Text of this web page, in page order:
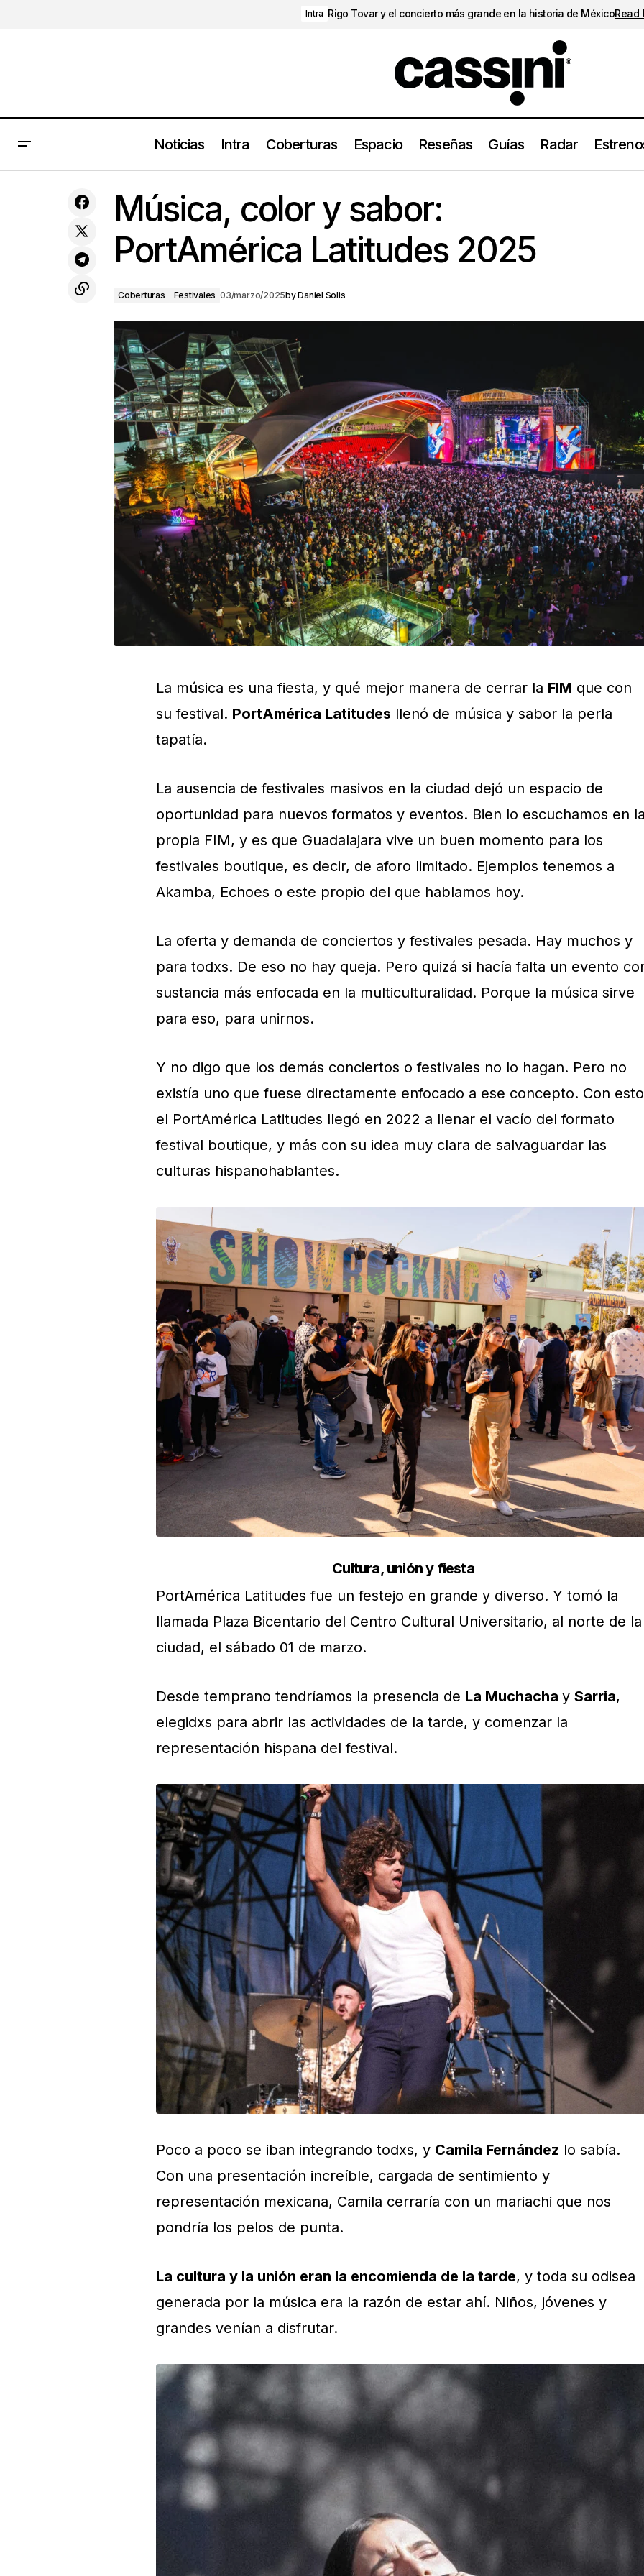
Intra Rigo Tovar y el concierto más grande en la historia de MéxicoRead
Noticias Intra Coberturas Espacio Reseñas Guías Radar
musicaliza sus latidos en “Habla
Corazón”, su nueva canciónMúsica, color y sabor:
PortAmérica Latitudes 2025
Coberturas Festivales 03/marzo/2025byDaniel Solis
La música es una fiesta, y qué mejor manera de cerrar la FIM que con
su festival. PortAmérica Latitudes llenó de música y sabor la perla
tapatía.
La ausencia de festivales masivos en la ciudad dejó un espacio de
oportunidad para nuevos formatos y eventos. Bien lo escuchamos en
propia FIM, y es que Guadalajara vive un buen momento para los
festivales boutique, es decir, de aforo limitado. Ejemplos tenemos a
Akamba, Echoes o este propio del que hablamos hoy.
La oferta y demanda de conciertos y festivales pesada. Hay muchos y
para todxs. De eso no hay queja. Pero quizá si hacía falta un evento
sustancia más enfocada en la multiculturalidad. Porque la música sirve
para eso, para unirnos.
Y no digo que los demás conciertos o festivales no lo hagan. Pero no
existía uno que fuese directamente enfocado a ese concepto. Con
el PortAmérica Latitudes llegó en 2022 a llenar el vacío del formato
festival boutique, y más con su idea muy clara de salvaguardar las
culturas hispanohablantes.
Cultura, unión y fiesta
PortAmérica Latitudes fue un festejo en grande y diverso. Y tomó la
llamada Plaza Bicentario del Centro Cultural Universitario, al norte de la
ciudad, el sábado 01 de marzo.
Desde temprano tendríamos la presencia de La Muchacha y Sarria,
elegidxs para abrir las actividades de la tarde, y comenzar la
representación hispana del festival.
Poco a poco se iban integrando todxs, y Camila Fernández lo sabía.
Con una presentación increíble, cargada de sentimiento y
representación mexicana, Camila cerraría con un mariachi que nos
pondría los pelos de punta.
La cultura y la unión eran la encomienda de la tarde, y toda su odisea
generada por la música era la razón de estar ahí. Niños, jóvenes y
grandes venían a disfrutar.